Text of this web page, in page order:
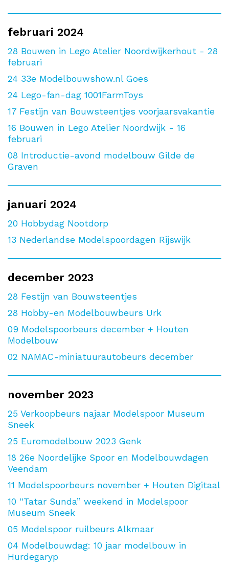
februari 2024
28 Bouwen in Lego Atelier Noordwijkerhout - 28
februari
24 33e Modelbouwshow.nl Goes
24 Lego-fan-dag 1001FarmToys
17 Festijn van Bouwsteentjes voorjaarsvakantie
16 Bouwen in Lego Atelier Noordwijk - 16
februari
08 Introductie-avond modelbouw Gilde de
Graven
januari 2024
20 Hobbydag Nootdorp
13 Nederlandse Modelspoordagen Rijswijk
december 2023
28 Festijn van Bouwsteentjes
28 Hobby-en Modelbouwbeurs Urk
09 Modelspoorbeurs december + Houten
Modelbouw
02 NAMAC-miniatuurautobeurs december
november 2023
25 Verkoopbeurs najaar Modelspoor Museum
Sneek
25 Euromodelbouw 2023 Genk
18 26e Noordelijke Spoor en Modelbouwdagen
Veendam
11 Modelspoorbeurs november + Houten Digitaal
10 “Tatar Sunda” weekend in Modelspoor
Museum Sneek
05 Modelspoor ruilbeurs Alkmaar
04 Modelbouwdag: 10 jaar modelbouw in
Hurdegaryp